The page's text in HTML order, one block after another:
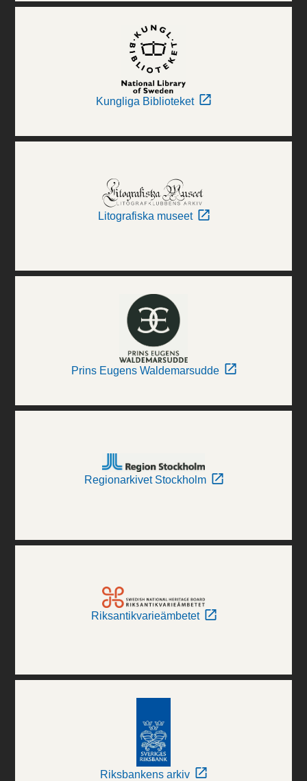
Kungliga Biblioteket
Litografiska museet
Prins Eugens Waldemarsudde
Regionarkivet Stockholm
Riksantikvarieämbetet
Riksbankens arkiv